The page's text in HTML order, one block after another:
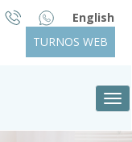
English
TURNOS WEB